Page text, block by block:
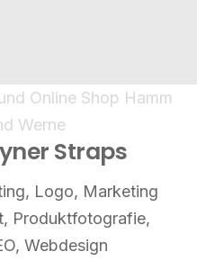
Straps
, Logo, Marketing
, Produktfotografie,
, Webdesign